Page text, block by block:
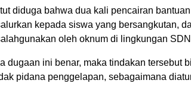
diduga bahwa dua kali pencairan
kepada siswa yang bersangkutan,
oleh oknum di lingkungan
dugaan ini benar, maka tindakan tersebut
pidana penggelapan, sebagaimana